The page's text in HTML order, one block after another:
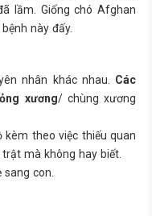
lầm. Giống chó Afghan
này đấy.
nhân khác nhau. Các
xương/ chùng xương
kèm theo việc thiếu quan
mà không hay biết.
con.